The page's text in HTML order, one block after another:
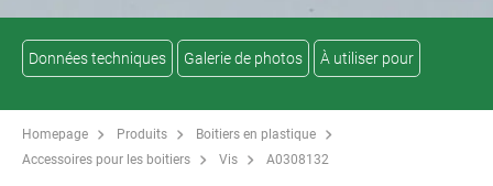
Données techniques Galerie de photos À utiliser pour
Homepage Produits
Boitiers en plastique
Accessoires pour les boitiers
Vis A0308132